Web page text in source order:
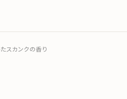
スカンクの香り